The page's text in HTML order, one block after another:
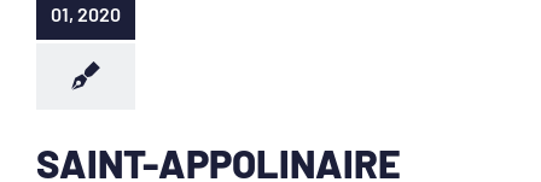
01, 2020
SAINT-APPOLINAIRE